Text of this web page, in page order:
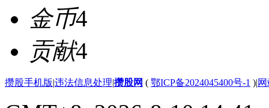
金币4
贡献4
攒股手机版|违法信息处理|攒股网 ( 鄂ICP备2024045400号-1 )|